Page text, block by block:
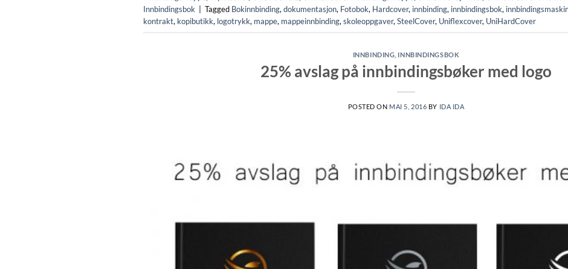
Innbindingsbok
Tagged Bokinnbinding,dokumentasjon, Fotobok, Hardcover, innbinding, innbindingsbok,
kontrakt, kopibutikk, logotrykk, mappe, mappeinnbinding,skoleoppgaver,SteelCover, Uniflexcover, UniHardCover
INNBINDING INNBINDINGSBOK
25% avslag på innbindingsbøker med logo
POSTED ON MAI 5, 2016 BY IDA IDA